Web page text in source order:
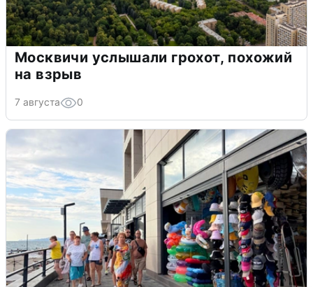
Москвичи услышали грохот, похожий
на взрыв
7 августа 0